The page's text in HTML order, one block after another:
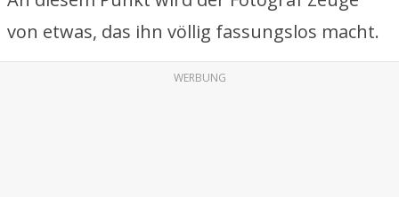
von etwas, das ihn völlig fassungslos macht.
WERBUNG